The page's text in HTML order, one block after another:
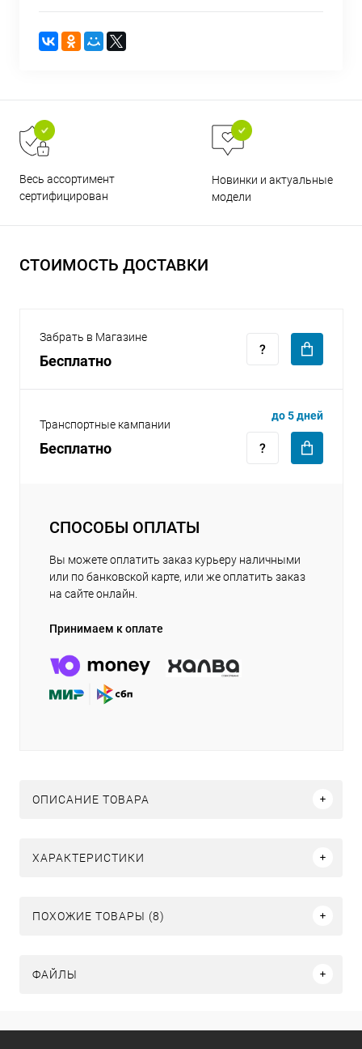
Весь ассортимент
сертифицирован
Новинки и актуальные
модели
СТОИМОСТЬ ДОСТАВКИ
Забрать в Магазине
Бесплатно
Транспортные кампании
Бесплатно
до 5 дней
СПОСОБЫ ОПЛАТЫ
Вы можете оплатить заказ курьеру наличными
или по банковской карте, или же оплатить заказ
на сайте онлайн.
Принимаем к оплате
ОПИСАНИЕ ТОВАРА
ХАРАКТЕРИСТИКИ
ПОХОЖИЕ ТОВАРЫ (8)
ФАЙЛЫ